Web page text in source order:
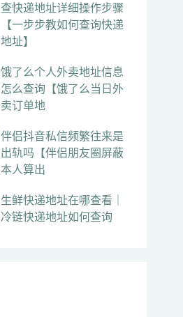
查快递地址详细操作步骤
【一步步教如何查询快递
地址】
饿了么个人外卖地址信息
怎么查询【饿了么当日外
卖订单地
伴侣抖音私信频繁往来是
出轨吗【伴侣朋友圈屏蔽
本人算出
生鲜快递地址在哪查看｜
冷链快递地址如何查询